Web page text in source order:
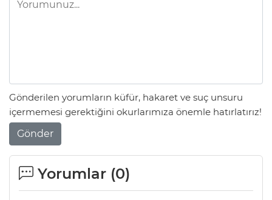
Gönderilen yorumların küfür, hakaret ve suç unsuru
içermemesi gerektiğini okurlarımıza önemle hatırlatırız!
Gönder
Yorumlar (0)